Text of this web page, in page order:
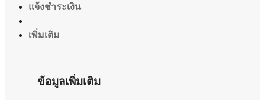
แจ้งชำระเงิน
เพิ่มเติม
ข้อมูลเพิ่มเติม